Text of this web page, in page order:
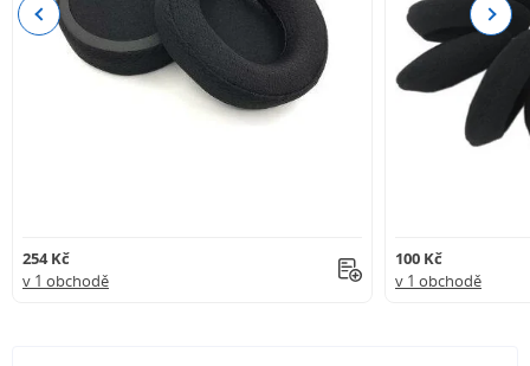
254 Kč
v 1 obchodě
100 Kč
v 1 obchodě
Previous Next